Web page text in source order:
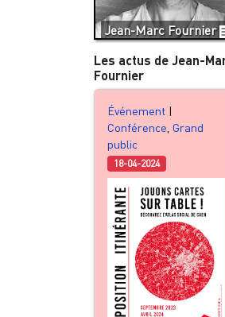
Jean-Marc Fournier
Les actus de Jean-
Fournier
Événement |
Conférence Grand
public
18-04-2024